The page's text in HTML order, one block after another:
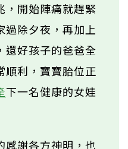
，開始陣痛就趕緊
過除夕夜，再加上
還好孩子的爸爸全
順利，寶寶胎位正
下一名健康的女娃
感謝各方神明，也